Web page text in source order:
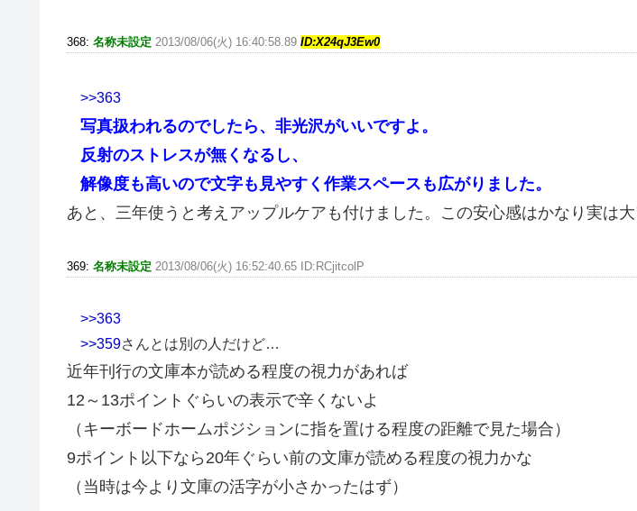
368: 名称未設定 2013/08/06(火) 16:40:58.89 ID:X24qJ3Ew0
>>363
写真扱われるのでしたら、非光沢がいいですよ。
反射のストレスが無くなるし、
解像度も高いので文字も見やすく作業スペースも広がりました。
あと、三年使うと考えアップルケアも付けました。この安心感はかなり実は大
369: 名称未設定 2013/08/06(火) 16:52:40.65 ID:RCjitcolP
>>363
>>359さんとは別の人だけど…
近年刊行の文庫本が読める程度の視力があれば
12～13ポイントぐらいの表示で辛くないよ
（キーボードホームポジションに指を置ける程度の距離で見た場合）
9ポイント以下なら20年ぐらい前の文庫が読める程度の視力かな
（当時は今より文庫の活字が小さかったはず）